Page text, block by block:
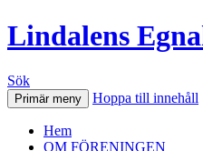
Lindalens
Sök
Primär meny Hoppa till innehåll
Hem
OM FÖRENINGEN